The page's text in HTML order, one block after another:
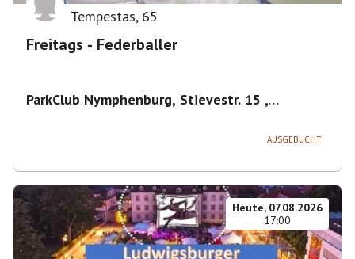
Tempestas, 65
Freitags - Federballer
ParkClub Nymphenburg, Stievestr. 15 ,
AUSGEBUCHT
Heute, 07.08.2026
17:00